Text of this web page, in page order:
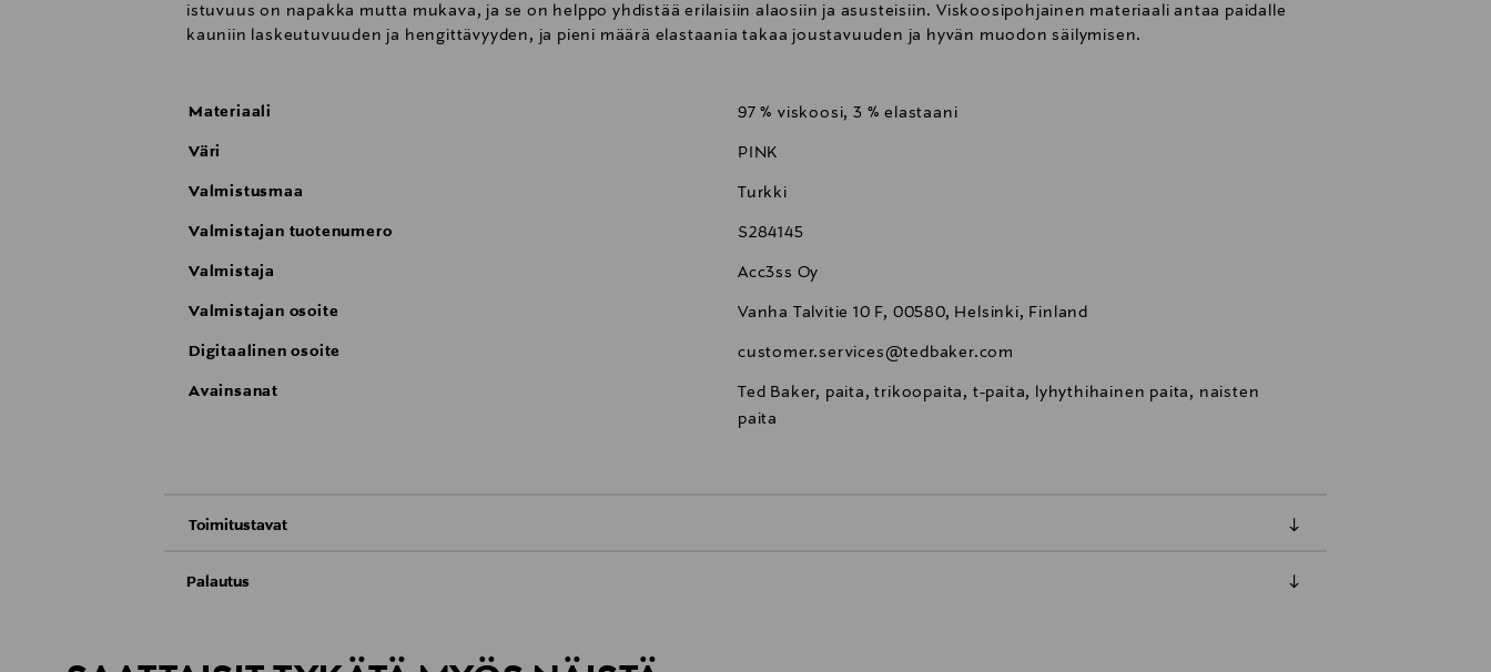
istuvuus on napakka mutta mukava, ja se on helppo yhdistää erilaisiin alaosiin ja asusteisiin. Viskoosipohjainen materiaali antaa paidalle
kauniin laskeutuvuuden ja hengittävyyden, ja pieni määrä elastaania takaa joustavuuden ja hyvän muodon säilymisen.
Materiaali 97 % viskoosi, 3 % elastaani
Väri PINK
Valmistusmaa Turkki
Valmistajan tuotenumero S284145
Valmistaja Acc3ss Oy
Valmistajan osoite Vanha Talvitie 10 F, 00580, Helsinki, Finland
Digitaalinen osoite customer.services@tedbaker.com
Avainsanat
Ted Baker, paita, trikoopaita, t-paita, lyhythihainen paita, naisten
paita
Toimitustavat
Palautus